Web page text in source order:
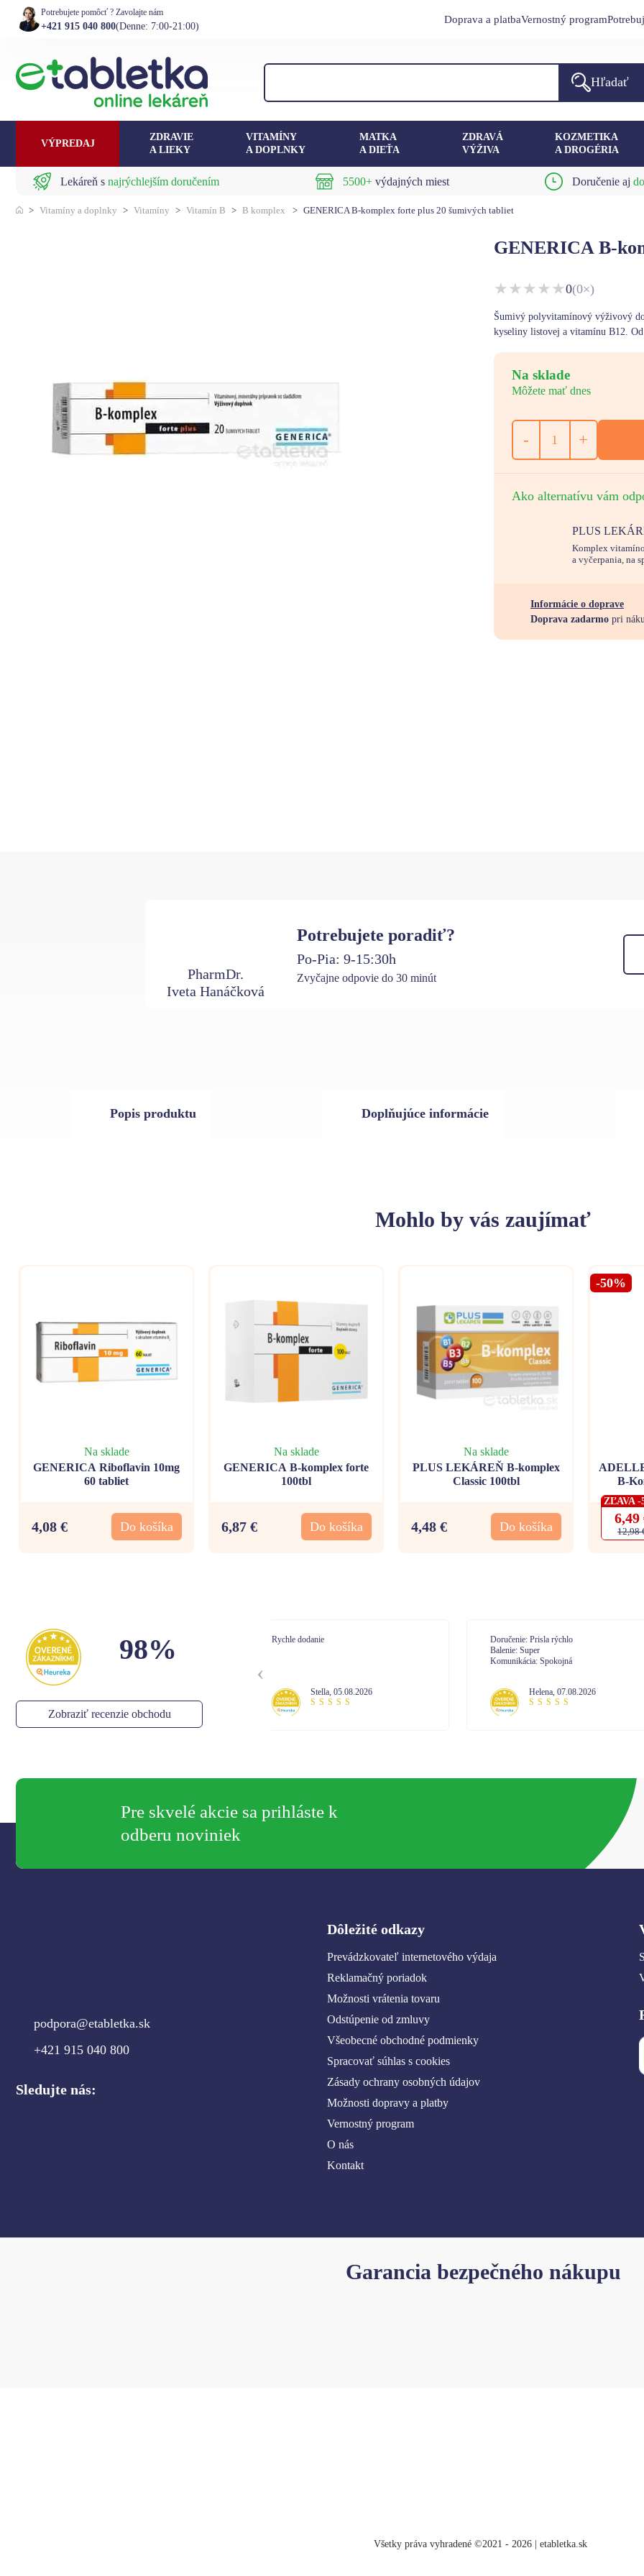
Potrebujete pomôcť ? Zavolajte nám
+421 915 040 800(Denne: 7:00-21:00)
Doprava a platbaVernostný program
Hľadať
VÝPREDAJ
ZDRAVIE
A LIEKY
VITAMÍNY
A DOPLNKY
MATKA
A DIEŤA
ZDRAVÁ
VÝŽIVA
KOZMETIKA
A DROGÉRIA
Lekáreň snajrýchlejším doručením 5500+výdajných miest Doručenie aj
> Vitamíny a doplnky > Vitamíny > Vitamín B > B komplex > GENERICA B-komplex forte plus 20 šumivých tabliet
GENERICA B-
★★★★★0(0×)
Šumivý polyvitamínový výživový
kyseliny listovej a vitamínu B12.
Na sklade
Môžete mať dnes
- +
Ako alternatívu vám
PLUS
Komplex
a vyčerpania, na
Informácie o doprave
Doprava zadarmopri
PharmDr.
Iveta Hanáčková
Potrebujete poradiť?
Po-Pia: 9-15:30h
Zvyčajne odpovie do 30 minút
Popis produktu Doplňujúce informácie
Mohlo by vás zaujímať
Na sklade
GENERICA Riboflavin 10mg
60 tabliet
4,08 € Do košíka
Na sklade
GENERICA B-komplex forte
100tbl
6,87 € Do košíka
Na sklade
PLUS LEKÁREŇ B-komplex
Classic 100tbl
4,48 € Do košíka
-50%
B-
ZĽAVA -
6,49
12,98
98%
Zobraziť recenzie obchodu
Rychle dodanie
Doručenie: Prisla rýchlo
Helena,
Doručenie: velmi
Balenie: spokojná
Komunikácia: komunikácia na
Janetta,07.08.2026
Pre skvelé akcie sa prihláste k
odberu noviniek
podpora@etabletka.sk
+421 915 040 800
Sledujte nás:
Dôležité odkazy
Prevádzkovateľ internetového výdaja
Reklamačný poriadok
Možnosti vrátenia tovaru
Odstúpenie od zmluvy
Všeobecné obchodné podmienky
Spracovať súhlas s cookies
Zásady ochrany osobných údajov
Možnosti dopravy a platby
Vernostný program
O nás
Kontakt
Garancia bezpečného nákupu
Všetky práva vyhradené ©2021 - 2026 | etabletka.sk